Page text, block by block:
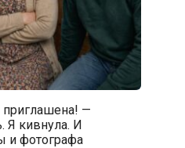
приглашена! —
Я кивнула. И
и фотографа